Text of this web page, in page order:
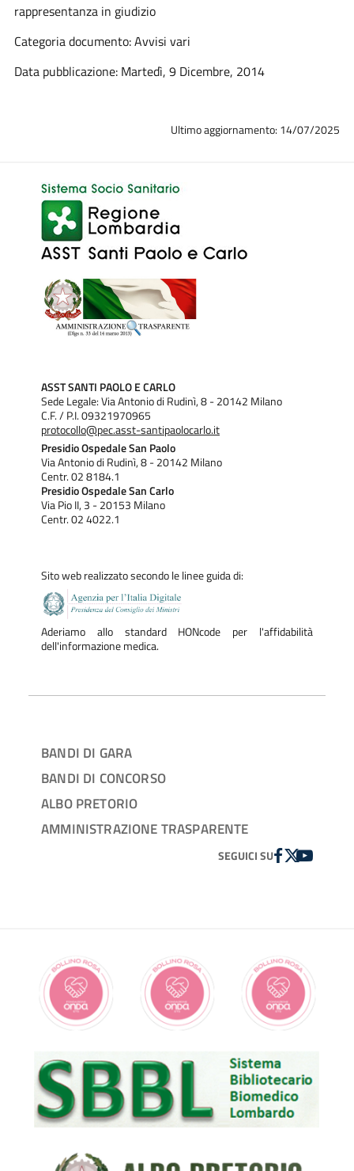
rappresentanza in giudizio
Categoria documento: Avvisi vari
Data pubblicazione: Martedì, 9 Dicembre, 2014
Ultimo aggiornamento: 14/07/2025
ASST SANTI PAOLO E CARLO
Sede Legale: Via Antonio di Rudinì, 8 - 20142 Milano
C.F. / P.I. 09321970965
protocollo@pec.asst-santipaolocarlo.it
Presidio Ospedale San Paolo
Via Antonio di Rudinì, 8 - 20142 Milano
Centr. 02 8184.1
Presidio Ospedale San Carlo
Via Pio II, 3 - 20153 Milano
Centr. 02 4022.1
Sito web realizzato secondo le linee guida di:
Aderiamo allo standard HONcode per l'affidabilità
dell'informazione medica.
BANDI DI GARA
BANDI DI CONCORSO
ALBO PRETORIO
AMMINISTRAZIONE TRASPARENTE
SEGUICI SUFACEBOOK
TWITTER
YOUTUBE